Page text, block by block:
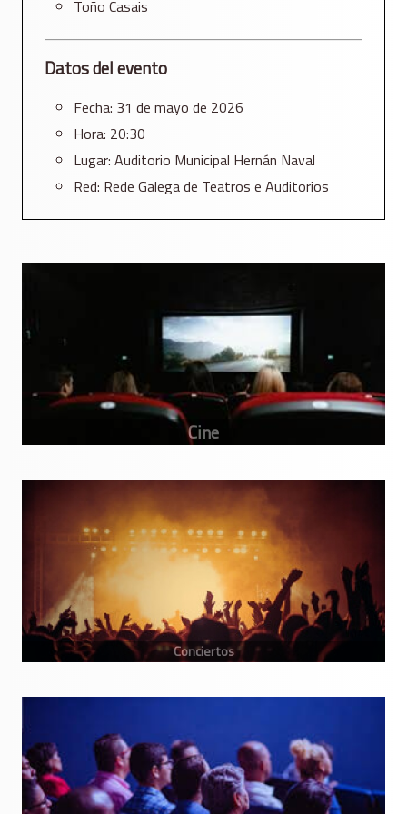
Toño Casais
Datos del evento
Fecha: 31 de mayo de 2026
Hora: 20:30
Lugar: Auditorio Municipal Hernán Naval
Red: Rede Galega de Teatros e Auditorios